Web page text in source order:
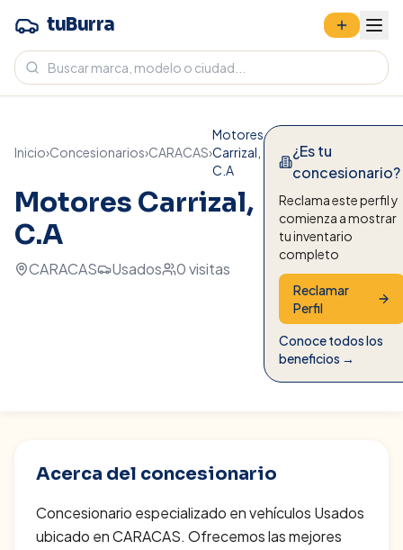
tuBurra
Inicio›Concesionarios›CARACAS›
Motores
Carrizal,
C.A
Motores Carrizal,
C.A
CARACAS Usados 0visitas
¿Es tu
concesionario?
Reclama este perfil y
comienza a mostrar
tu inventario
completo
Reclamar
Perfil
Conoce todos los
beneficios →
Acerca del concesionario
Concesionario especializado en vehículos Usados
ubicado en CARACAS. Ofrecemos las mejores